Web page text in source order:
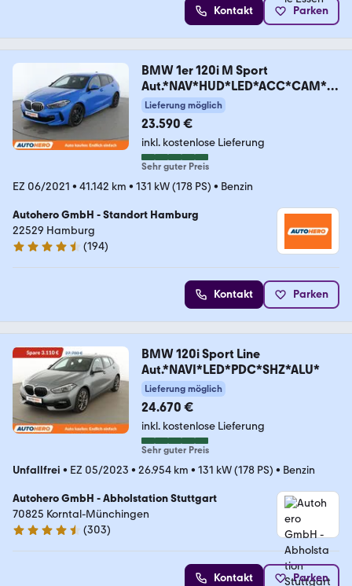
Kontakt Parken
BMW 1er 120i M Sport
Aut.*NAV*HUD*LED*ACC*CAM*P
DC*
Lieferung möglich
23.590 €
inkl. kostenlose Lieferung
Sehr guter Preis
EZ 06/2021 • 41.142 km • 131 kW (178 PS) • Benzin
Autohero GmbH - Standort Hamburg
22529 Hamburg
4.6 Sterne
(194)
Kontakt Parken
BMW 120i Sport Line
Aut.*NAVI*LED*PDC*SHZ*ALU*
Lieferung möglich
24.670 €
inkl. kostenlose Lieferung
Sehr guter Preis
Unfallfrei • EZ 05/2023 • 26.954 km • 131 kW (178 PS) • Benzin
Autohero GmbH - Abholstation Stuttgart
70825 Korntal-Münchingen
4.4 Sterne
(303)
Kontakt Parken